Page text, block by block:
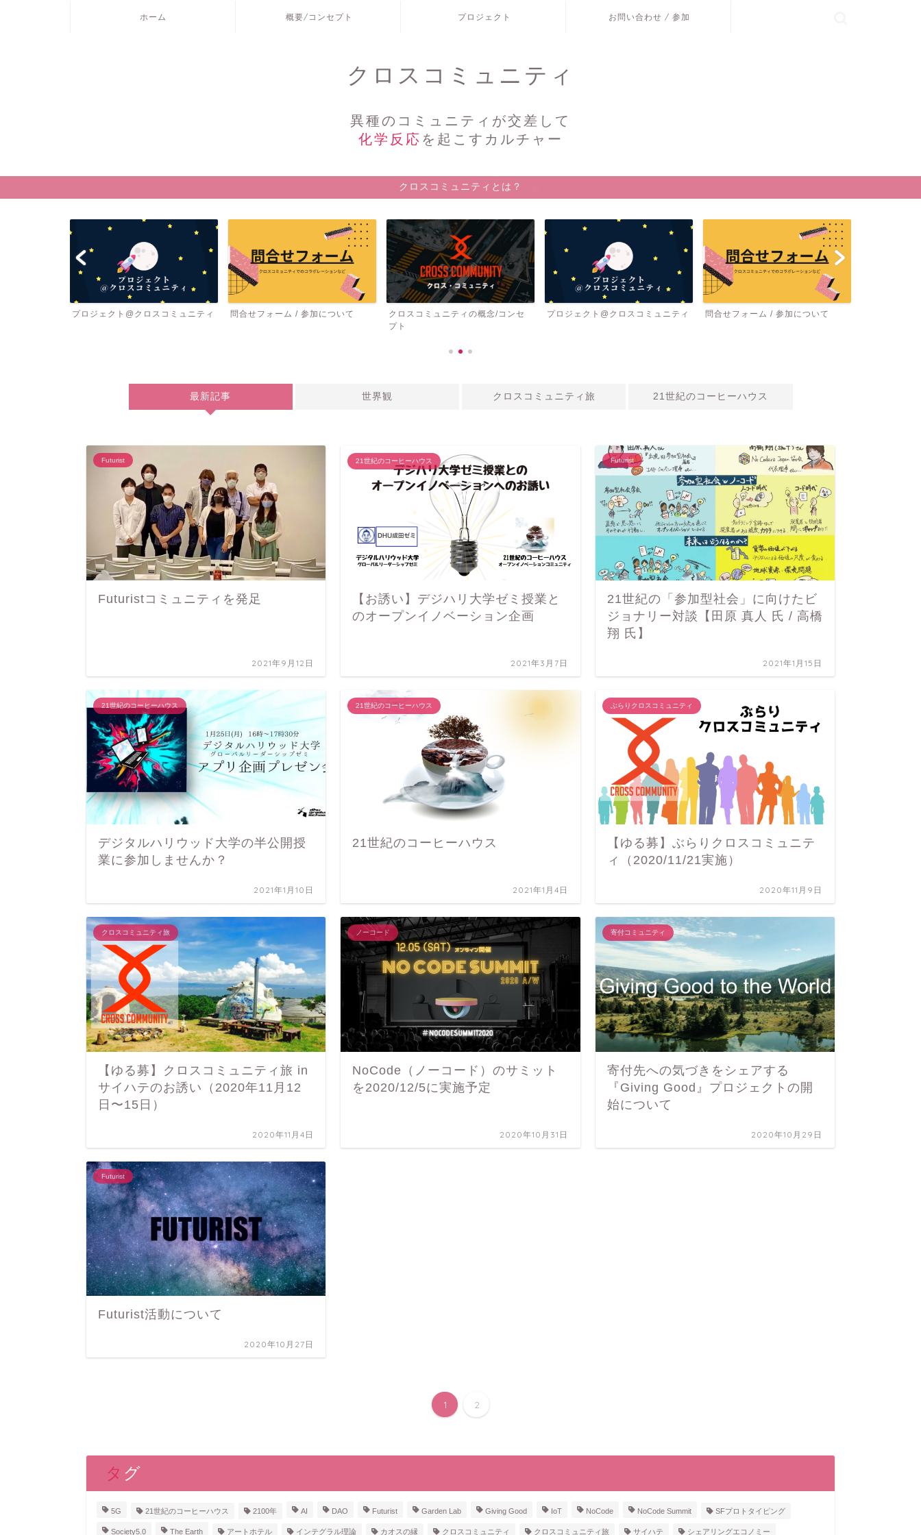
ホーム 概要/コンセプト プロジェクト お問い合わせ / 参加
クロスコミュニティ
異種のコミュニティが交差して
化学反応 を起こすカルチャー
クロスコミュニティとは？
プロジェクト@クロスコミュニティ 問合せフォーム / 参加について
クロスコミュニティの概念/コンセ
プト
プロジェクト@クロスコミュニティ 問合せフォーム / 参加について
最新記事 世界観 クロスコミュニティ旅 21世紀のコーヒーハウス
Futurist
Futuristコミュニティを発足
2021年9月12日
21世紀のコーヒーハウス
【お誘い】デジハリ大学ゼミ授業と
のオープンイノベーション企画
2021年3月7日
Futurist
21世紀の「参加型社会」に向けたビ
ジョナリー対談【田原 真人 氏 / 高橋
翔 氏】
2021年1月15日
21世紀のコーヒーハウス
デジタルハリウッド大学の半公開授
業に参加しませんか？
2021年1月10日
21世紀のコーヒーハウス
21世紀のコーヒーハウス
2021年1月4日
ぶらりクロスコミュニティ
【ゆる募】ぶらりクロスコミュニテ
ィ（2020/11/21実施）
2020年11月9日
クロスコミュニティ旅
【ゆる募】クロスコミュニティ旅 in
サイハテのお誘い（2020年11月12
日〜15日）
2020年11月4日
ノーコード
NoCode（ノーコード）のサミット
を2020/12/5に実施予定
2020年10月31日
寄付コミュニティ
寄付先への気づきをシェアする
『Giving Good』プロジェクトの開
始について
2020年10月29日
Futurist
Futurist活動について
2020年10月27日
1 2
タグ
5G 21世紀のコーヒーハウス 2100年 AI DAO Futurist Garden Lab Giving Good IoT NoCode NoCode Summit SFプロトタイピング
Society5.0 The Earth アートホテル インテグラル理論 カオスの縁 クロスコミュニティ クロスコミュニティ旅 サイハテ シェアリングエコノミー